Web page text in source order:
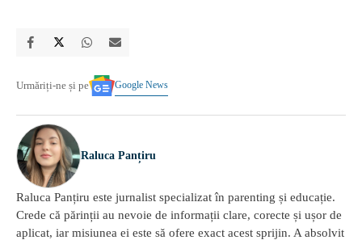
Urmăriți-ne și pe Google News
Raluca Panțiru
Raluca Panțiru este jurnalist specializat în parenting și educație.
Crede că părinții au nevoie de informații clare, corecte și ușor de
aplicat, iar misiunea ei este să ofere exact acest sprijin. A absolvit